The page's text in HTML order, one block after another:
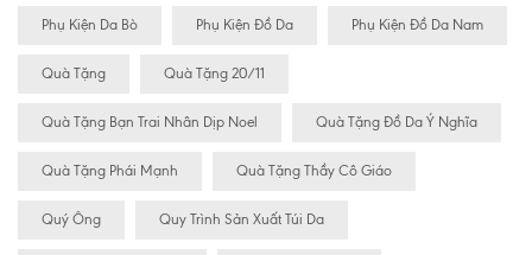
Phụ Kiện Da Bò Phụ Kiện Đồ Da Phụ Kiện Đồ Da Nam
Quà Tặng Quà Tặng 20/11
Quà Tặng Bạn Trai Nhân Dịp Noel Quà Tặng Đồ Da Ý Nghĩa
Quà Tặng Phái Mạnh Quà Tặng Thầy Cô Giáo
Quý Ông Quy Trình Sản Xuất Túi Da